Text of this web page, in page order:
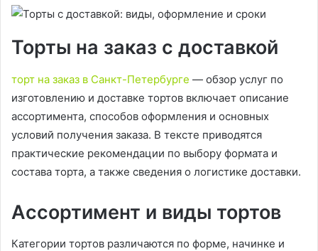
Торты на заказ с доставкой
торт на заказ в Санкт-Петербурге — обзор услуг по
изготовлению и доставке тортов включает описание
ассортимента, способов оформления и основных
условий получения заказа. В тексте приводятся
практические рекомендации по выбору формата и
состава торта, а также сведения о логистике доставки.
Ассортимент и виды тортов
Категории тортов различаются по форме, начинке и